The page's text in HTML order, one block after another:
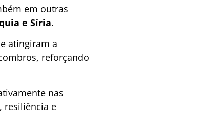
em outras
e Síria.
atingiram a
reforçando
nas
resiliência e